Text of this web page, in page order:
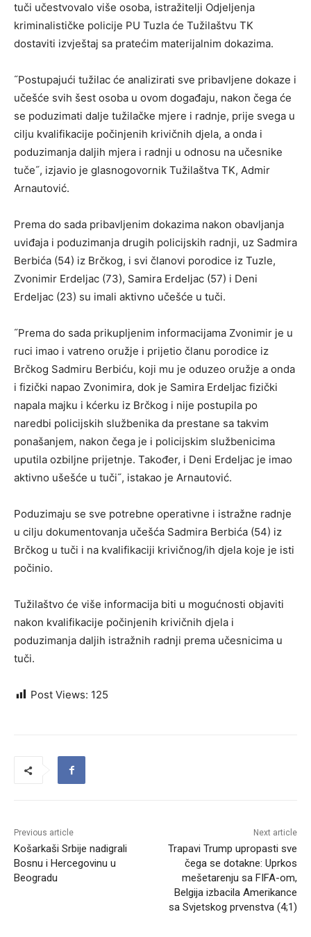
tuči učestvovalo više osoba, istražitelji Odjeljenja
kriminalističke policije PU Tuzla će Tužilaštvu TK
dostaviti izvještaj sa pratećim materijalnim dokazima.
˝Postupajući tužilac će analizirati sve pribavljene dokaze i
učešće svih šest osoba u ovom događaju, nakon čega će
se poduzimati dalje tužilačke mjere i radnje, prije svega u
cilju kvalifikacije počinjenih krivičnih djela, a onda i
poduzimanja daljih mjera i radnji u odnosu na učesnike
tuče˝, izjavio je glasnogovornik Tužilaštva TK, Admir
Arnautović.
Prema do sada pribavljenim dokazima nakon obavljanja
uviđaja i poduzimanja drugih policijskih radnji, uz Sadmira
Berbića (54) iz Brčkog, i svi članovi porodice iz Tuzle,
Zvonimir Erdeljac (73), Samira Erdeljac (57) i Deni
Erdeljac (23) su imali aktivno učešće u tuči.
˝Prema do sada prikupljenim informacijama Zvonimir je u
ruci imao i vatreno oružje i prijetio članu porodice iz
Brčkog Sadmiru Berbiću, koji mu je oduzeo oružje a onda
i fizički napao Zvonimira, dok je Samira Erdeljac fizički
napala majku i kćerku iz Brčkog i nije postupila po
naredbi policijskih službenika da prestane sa takvim
ponašanjem, nakon čega je i policijskim službenicima
uputila ozbiljne prijetnje. Također, i Deni Erdeljac je imao
aktivno ušešće u tuči˝, istakao je Arnautović.
Poduzimaju se sve potrebne operativne i istražne radnje
u cilju dokumentovanja učešća Sadmira Berbića (54) iz
Brčkog u tuči i na kvalifikaciji krivičnog/ih djela koje je isti
počinio.
Tužilaštvo će više informacija biti u mogućnosti objaviti
nakon kvalifikacije počinjenih krivičnih djela i
poduzimanja daljih istražnih radnji prema učesnicima u
tuči.
Post Views: 125
Previous article
Košarkaši Srbije nadigrali
Bosnu i Hercegovinu u
Beogradu
Next article
Trapavi Trump upropasti sve
čega se dotakne: Uprkos
mešetarenju sa FIFA-om,
Belgija izbacila Amerikance
sa Svjetskog prvenstva (4;1)